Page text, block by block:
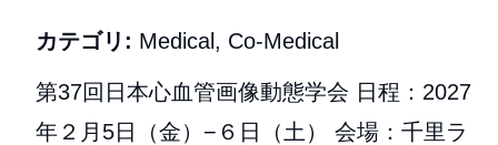
カテゴリ: Medical , Co-Medical
第37回日本心血管画像動態学会 日程：2027
年２月5日（金）−６日（土） 会場：千里ラ